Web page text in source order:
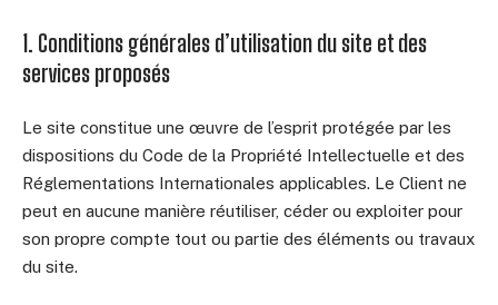
1. Conditions générales d’utilisation du site et des
services proposés
Le site constitue une œuvre de l’esprit protégée par les
dispositions du Code de la Propriété Intellectuelle et des
Réglementations Internationales applicables. Le Client ne
peut en aucune manière réutiliser, céder ou exploiter pour
son propre compte tout ou partie des éléments ou travaux
du site.